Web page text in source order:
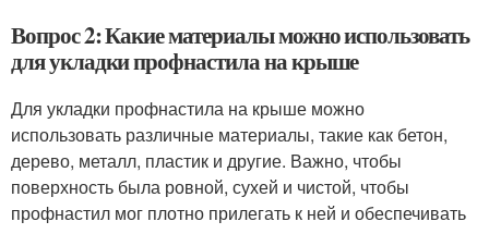
Вопрос 2: Какие материалы можно использовать
для укладки профнастила на крыше
Для укладки профнастила на крыше можно
использовать различные материалы, такие как бетон,
дерево, металл, пластик и другие. Важно, чтобы
поверхность была ровной, сухей и чистой, чтобы
профнастил мог плотно прилегать к ней и обеспечивать